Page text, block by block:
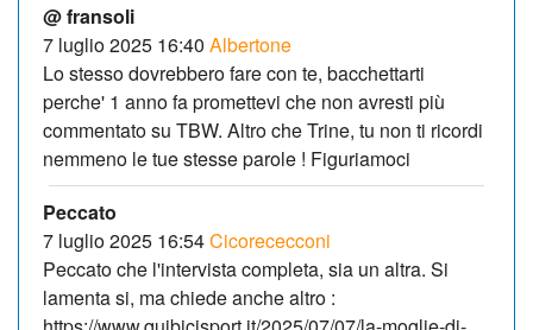
@ fransoli
7 luglio 2025 16:40 Albertone
Lo stesso dovrebbero fare con te, bacchettarti
perche' 1 anno fa promettevi che non avresti più
commentato su TBW. Altro che Trine, tu non ti ricordi
nemmeno le tue stesse parole ! Figuriamoci
Peccato
7 luglio 2025 16:54Cicorececconi
Peccato che l'intervista completa, sia un altra. Si
lamenta si, ma chiede anche altro :